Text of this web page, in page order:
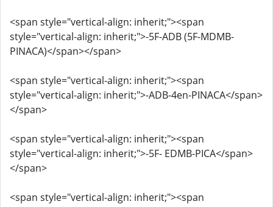
<span style="vertical-align: inherit;"><span
style="vertical-align: inherit;">-5F-ADB (5F-MDMB-
PINACA)</span></span>
<span style="vertical-align: inherit;"><span
style="vertical-align: inherit;">-ADB-4en-PINACA</span>
</span>
<span style="vertical-align: inherit;"><span
style="vertical-align: inherit;">-5F- EDMB-PICA</span>
</span>
<span style="vertical-align: inherit;"><span